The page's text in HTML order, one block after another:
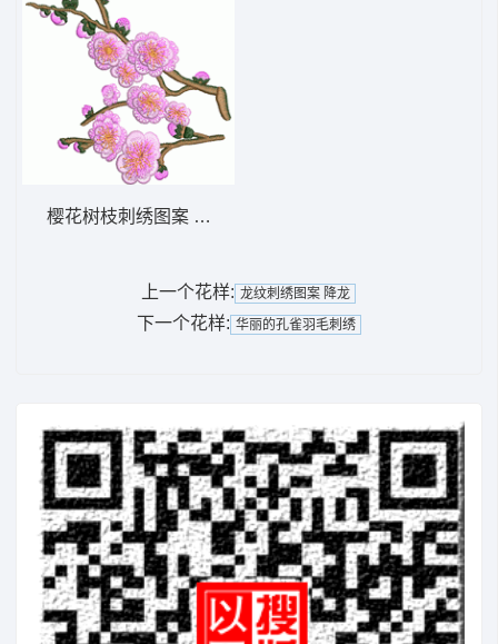
樱花树枝刺绣图案 花鸟
上一个花样: 龙纹刺绣图案 降龙
下一个花样: 华丽的孔雀羽毛刺绣